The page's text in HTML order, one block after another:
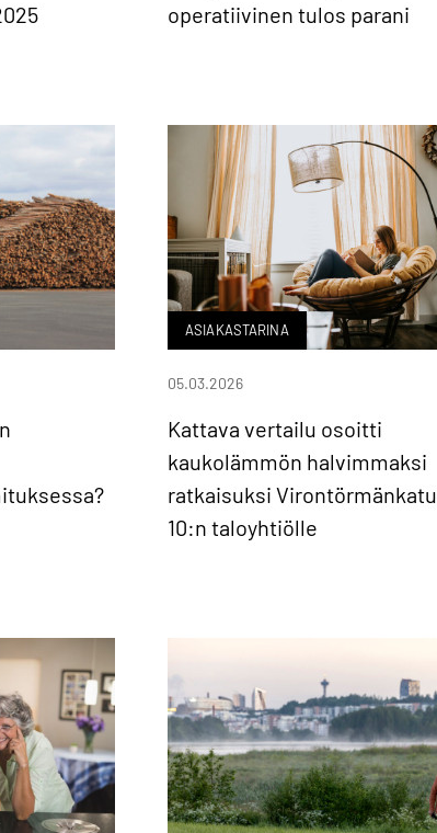
operatiivinen tulos parani
ASIAKASTARINA
Kattava vertailu osoitti
kaukolämmön halvimmaksi
ratkaisuksi Virontörmänkatu
10:n taloyhtiölle
05.03.2026